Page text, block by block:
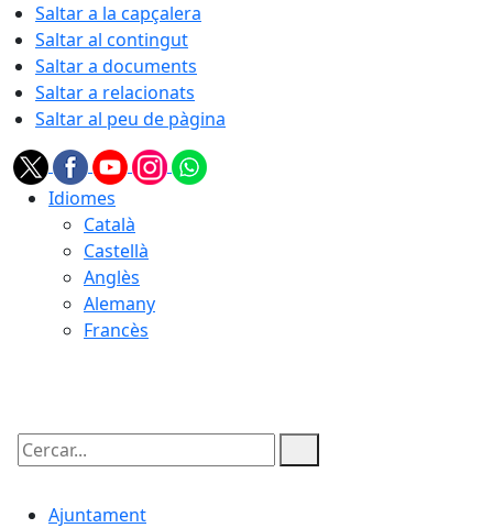
Saltar a la capçalera
Saltar al contingut
Saltar a documents
Saltar a relacionats
Saltar al peu de pàgina
Idiomes
Català
Castellà
Anglès
Alemany
Francès
Cercar:
Ajuntament